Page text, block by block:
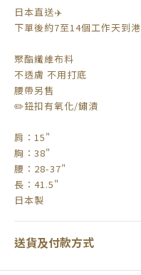
日本直送✈️
下單後約7至14個工作天到港
聚酯纖維布料
不透膚 不用打底
腰帶另售
✏️鈕扣有氧化/鏽漬
肩：15"
胸：38"
腰：28-37"
長：41.5"
日本製
送貨及付款方式